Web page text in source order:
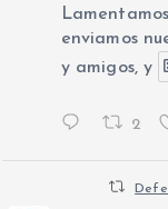
enviamos
y amigos, y
2